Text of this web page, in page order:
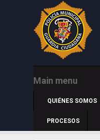
Main menu
QUIÉNES SOMOS
PROCESOS